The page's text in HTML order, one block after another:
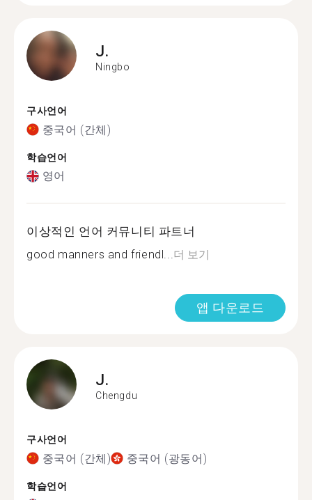
J.
Ningbo
구사언어
중국어 (간체)
학습언어
영어
이상적인 언어 커뮤니티 파트너
good manners and friendl...더 보기
앱 다운로드
J.
Chengdu
구사언어
중국어 (간체) 중국어 (광동어)
학습언어